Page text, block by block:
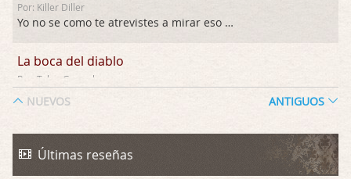
Por: Killer Diller
Yo no se como te atrevistes a mirar eso …
La boca del diablo
Por: Talan Gwynek
La Odisea
Por: Talan Gwynek
NUEVOS ANTIGUOS
Últimas reseñas